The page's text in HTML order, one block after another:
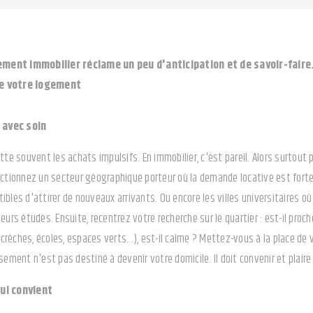
immobilier réclame un peu d'anticipation et de savoir-
votre logement
soin
souvent les achats impulsifs. En immobilier, c'est pareil. Alors
un secteur géographique porteur où la demande locative est
d'attirer de nouveaux arrivants. Ou encore les villes universitaires
études. Ensuite, recentrez votre recherche sur le quartier : est-il
écoles, espaces verts...), est-il calme ? Mettez-vous à la place
n'est pas destiné à devenir votre domicile. Il doit convenir et plaire
convient